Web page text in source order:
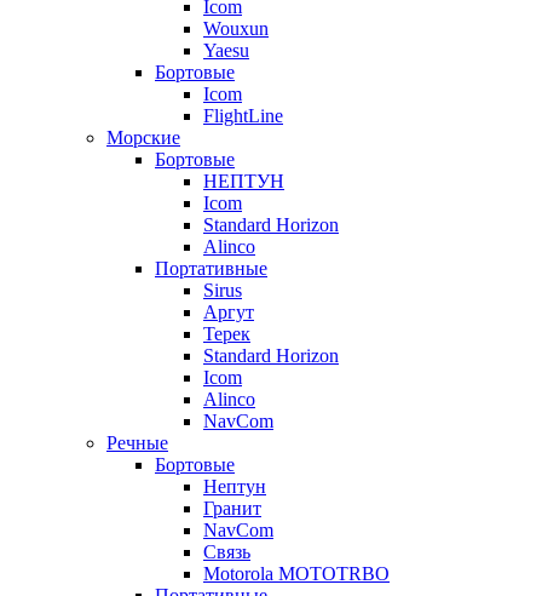
Icom
Wouxun
Yaesu
Бортовые
Icom
FlightLine
Морские
Бортовые
НЕПТУН
Icom
Standard Horizon
Alinco
Портативные
Sirus
Аргут
Терек
Standard Horizon
Icom
Alinco
NavCom
Речные
Бортовые
Нептун
Гранит
NavCom
Связь
Motorola MOTOTRBO